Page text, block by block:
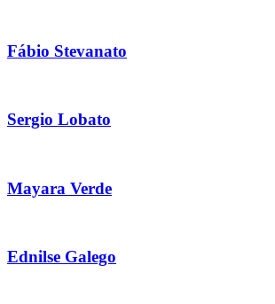
Fábio Stevanato
Sergio Lobato
Mayara Verde
Ednilse Galego